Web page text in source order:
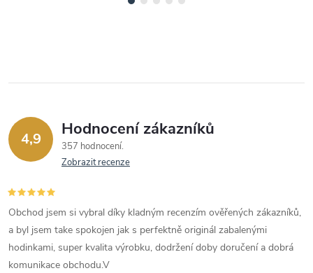
4,9 Hodnocení zákazníků
357 hodnocení
Zobrazit recenze
Obchod jsem si vybral díky kladným recenzím ověřených zákazníků,
a byl jsem take spokojen jak s perfektně originál zabalenými
hodinkami, super kvalita výrobku, dodržení doby doručení a dobrá
komunikace obchodu.V